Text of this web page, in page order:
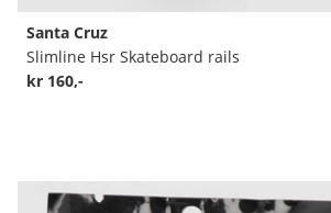
Santa Cruz
Slimline Hsr Skateboard rails
kr 160,-